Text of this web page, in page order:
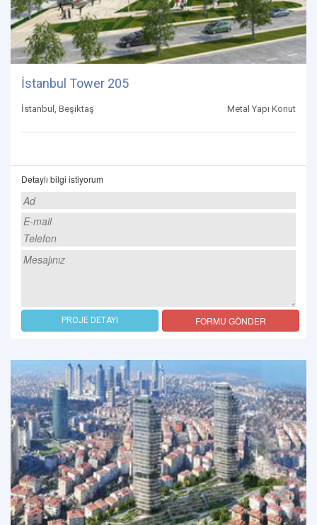
İstanbul Tower 205
İstanbul, Beşiktaş Metal Yapı Konut
Detaylı bilgi istiyorum
PROJE DETAYI FORMU GÖNDER